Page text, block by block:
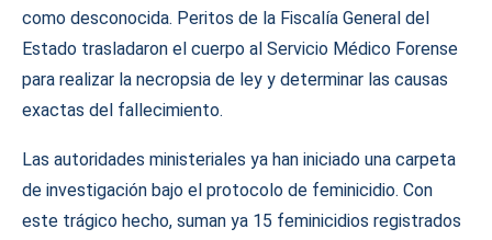
como desconocida. Peritos de la Fiscalía General del
Estado trasladaron el cuerpo al Servicio Médico Forense
para realizar la necropsia de ley y determinar las causas
exactas del fallecimiento.
Las autoridades ministeriales ya han iniciado una carpeta
de investigación bajo el protocolo de feminicidio. Con
este trágico hecho, suman ya 15 feminicidios registrados